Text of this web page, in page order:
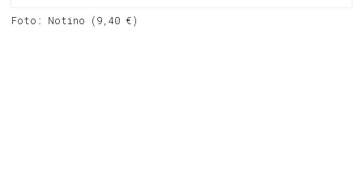
Foto: Notino (9,40 €)